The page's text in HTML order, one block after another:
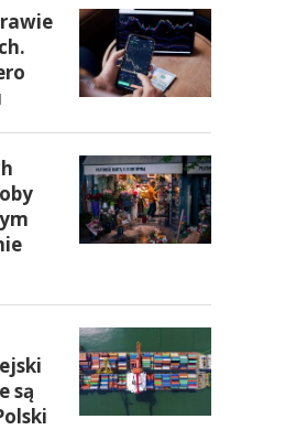
są